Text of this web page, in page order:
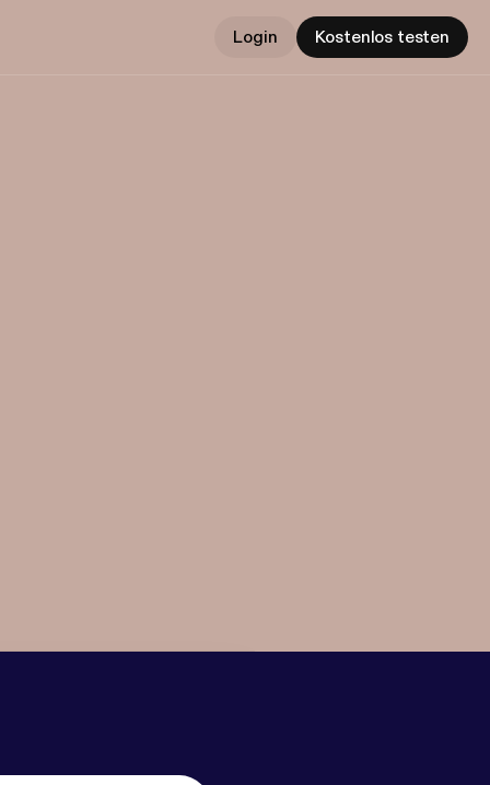
Login Kostenlos testen